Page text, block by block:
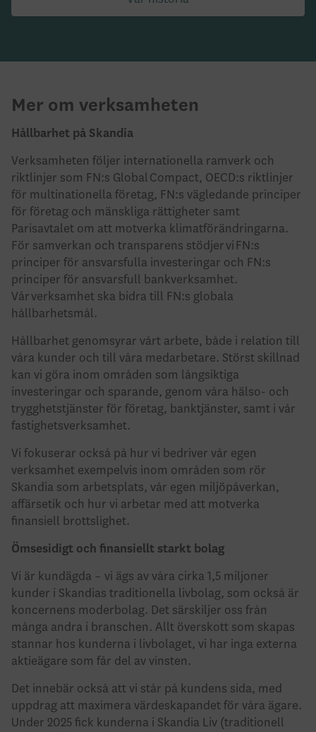
Mer om verksamheten
Hållbarhet på Skandia
Verksamheten följer internationella ramverk och
riktlinjer som FN:s Global Compact, OECD:s riktlinjer
för multinationella företag, FN:s vägledande principer
för företag och mänskliga rättigheter samt
Parisavtalet om att motverka klimatförändringarna.
För samverkan och transparens stödjer vi FN:s
principer för ansvarsfulla investeringar och FN:s
principer för ansvarsfull bankverksamhet.
Vår verksamhet ska bidra till FN:s globala
hållbarhetsmål.
Hållbarhet genomsyrar vårt arbete, både i relation till
våra kunder och till våra medarbetare. Störst skillnad
kan vi göra inom områden som långsiktiga
investeringar och sparande, genom våra hälso- och
trygghetstjänster för företag, banktjänster, samt i vår
fastighetsverksamhet.
Vi fokuserar också på hur vi bedriver vår egen
verksamhet exempelvis inom områden som rör
Skandia som arbetsplats, vår egen miljöpåverkan,
affärsetik och hur vi arbetar med att motverka
finansiell brottslighet.
Ömsesidigt och finansiellt starkt bolag
Vi är kundägda – vi ägs av våra cirka 1,5 miljoner
kunder i Skandias traditionella livbolag, som också är
koncernens moderbolag. Det särskiljer oss från
många andra i branschen. Allt överskott som skapas
stannar hos kunderna i livbolaget, vi har inga externa
aktieägare som får del av vinsten.
Det innebär också att vi står på kundens sida, med
uppdrag att maximera värdeskapandet för våra ägare.
Under 2025 fick kunderna i Skandia Liv (traditionell